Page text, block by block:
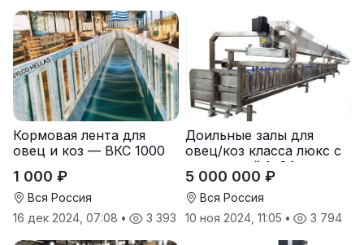
Кормовая лента для
овец и коз — ВКС 1000
1 000 ₽
Вся Россия
16 дек 2024, 07:08 • 3 393
Доильные залы для
овец/коз класса люкс с
кормушкой 1×24 —
нержавеющая сталь
SYLCO HELLAS (Греция)
5 000 000 ₽
Вся Россия
10 ноя 2024, 11:05 • 3 794